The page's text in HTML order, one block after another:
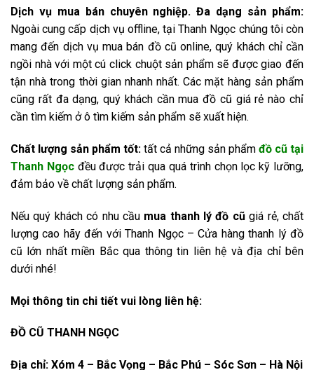
Dịch vụ mua bán chuyên nghiệp. Đa dạng sản phẩm:
Ngoài cung cấp dịch vụ offline, tại Thanh Ngọc chúng tôi còn
mang đến dịch vụ mua bán đồ cũ online, quý khách chỉ cần
ngồi nhà với một cú click chuột sản phẩm sẽ được giao đến
tận nhà trong thời gian nhanh nhất. Các mặt hàng sản phẩm
cũng rất đa dạng, quý khách cần mua đồ cũ giá rẻ nào chỉ
cần tìm kiếm ở ô tìm kiếm sản phẩm sẽ xuất hiện.
Chất lượng sản phẩm tốt: tất cả những sản phẩm đồ cũ tại
Thanh Ngọc đều được trải qua quá trình chọn lọc kỹ lưỡng,
đảm bảo về chất lượng sản phẩm.
Nếu quý khách có nhu cầu mua thanh lý đồ cũgiá rẻ, chất
lượng cao hãy đến với Thanh Ngọc – Cửa hàng thanh lý đồ
cũ lớn nhất miền Bắc qua thông tin liên hệ và địa chỉ bên
dưới nhé!
Mọi thông tin chi tiết vui lòng liên hệ:
ĐỒ CŨ THANH NGỌC
Địa chỉ: Xóm 4 – Bắc Vọng – Bắc Phú – Sóc Sơn – Hà Nội